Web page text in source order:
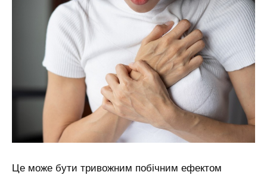
Це може бути тривожним побічним ефектом